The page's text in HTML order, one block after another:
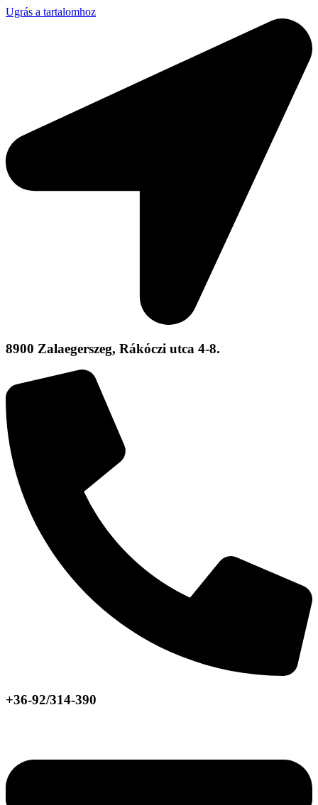
Ugrás a tartalomhoz
8900 Zalaegerszeg, Rákóczi utca 4-8.
+36-92/314-390